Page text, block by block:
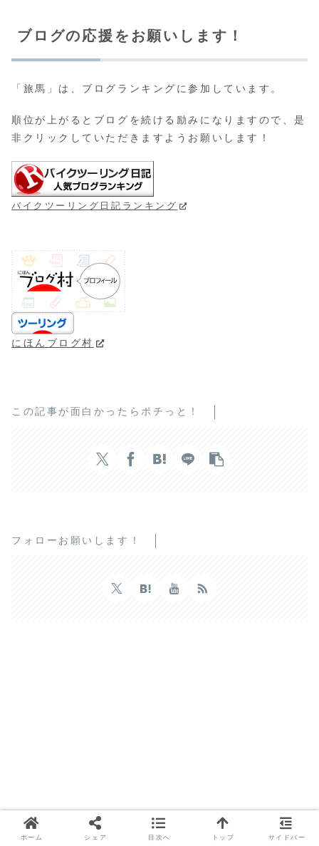
ブログの応援をお願いします！
「旅馬」は、ブログランキングに参加しています。
順位が上がるとブログを続ける励みになりますので、是
非クリックしていただきますようお願いします！
バイクツーリング日記ランキング
にほんブログ村
この記事が面白かったらポチっと！
フォローお願いします！
ホーム シェア 目次へ トップ サイドバー